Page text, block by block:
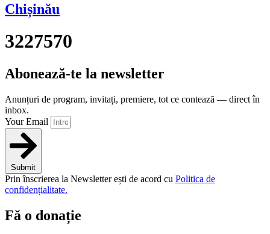
Chișinău
3227570
Abonează-te la newsletter
Anunțuri de program, invitați, premiere, tot ce contează — direct în
inbox.
Your Email
Submit
Prin înscrierea la Newsletter ești de acord cu Politica de
confidențialitate.
Fă o donație